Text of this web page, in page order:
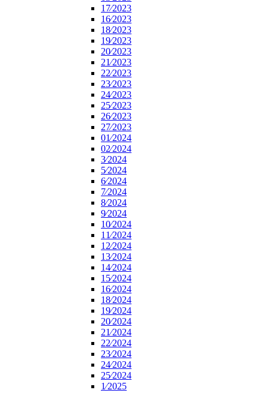
17⁄2023
16⁄2023
18⁄2023
19⁄2023
20⁄2023
21⁄2023
22⁄2023
23⁄2023
24⁄2023
25⁄2023
26⁄2023
27⁄2023
01⁄2024
02⁄2024
3⁄2024
5⁄2024
6⁄2024
7⁄2024
8⁄2024
9⁄2024
10⁄2024
11⁄2024
12⁄2024
13⁄2024
14⁄2024
15⁄2024
16⁄2024
18⁄2024
19⁄2024
20⁄2024
21⁄2024
22⁄2024
23⁄2024
24⁄2024
25⁄2024
1⁄2025